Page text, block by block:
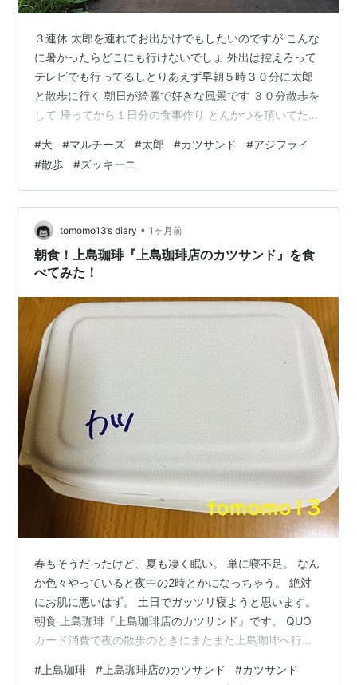
３連休 太郎を連れてお出かけでもしたいのですが こんな
に暑かったらどこにも行けないでしょ 外出は控えろって
テレビでも行ってるしとりあえず早朝５時３０分に太郎
と散歩に行く 朝日が綺麗で好きな風景です ３０分散歩を
して 帰ってから１日分の食事作り とんかつを頂いてたの
ので タルタルソースを作って 卵好きな太郎が狙ってきま
す こちらもサンドにして ズッキーニを沢山頂いたので
揚げ物と 肉と炒めた 太郎と朝食を食べ飼い主はシャワー
太郎も足湯をしてエアコン部屋に行く すると飼い主と太
郎はこんな感じで寝てる ダラダラと一日を過ごしてて よ
くないよね …
#犬 #マルチーズ #太郎 #カツサンド #アジフライ
#散歩 #ズッキーニ
tomomo13’s diary • 1ヶ月前
朝食！上島珈琲『上島珈琲店のカツサンド』を食
べてみた！
春もそうだったけど、夏も凄く眠い。 単に寝不足。 なん
か色々やっていると夜中の2時とかになっちゃう。 絶対
にお肌に悪いはず。 土日でガッツリ寝ようと思います。
朝食 上島珈琲『上島珈琲店のカツサンド』です。 QUO
カード消費で夜の散歩のときにまたまた上島珈琲へ行っ
つものバイトさんが居て「あ、あ～」って感じになっ
# 上島珈琲 # 上島珈琲店のカツサンド #カツサンド